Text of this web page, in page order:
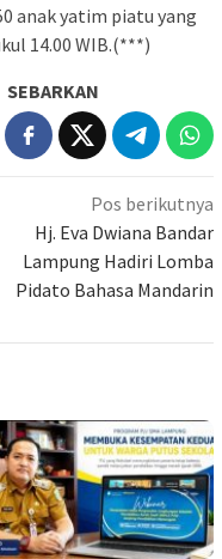
anak yatim piatu yang
14.00 WIB.(***)
SEBARKAN
Pos berikutnya
Hj. Eva Dwiana Bandar
Lampung Hadiri Lomba
Pidato Bahasa Mandarin